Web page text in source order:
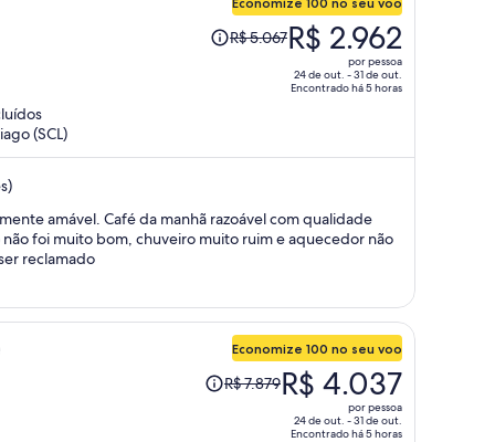
O
preço
é
por
pessoa
R$ 5.067R$ 2.962
por pessoa
24 de out. - 31 de out.
Encontrado há 5 horas
(SCL)
razoável com qualidade
reclamado
Economize 100 no seu voo
O
preço
R$ 7.879R$ 4.037
por pessoa
24 de out. - 31 de out.
Encontrado há 5 horas